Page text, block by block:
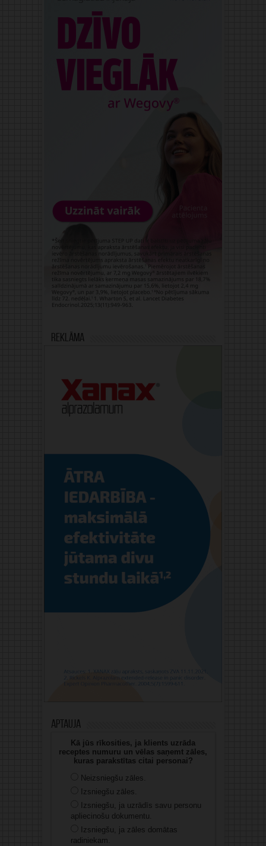
Reklāma
Aptauja
Kā jūs rīkosities, ja klients uzrāda
receptes numuru un vēlas saņemt zāles,
kuras parakstītas citai personai?
Neizsniegšu zāles.
Izsniegšu zāles.
Izsniegšu, ja uzrādīs savu personu
apliecinošu dokumentu.
Izsniegšu, ja zāles domātas
radiniekam.